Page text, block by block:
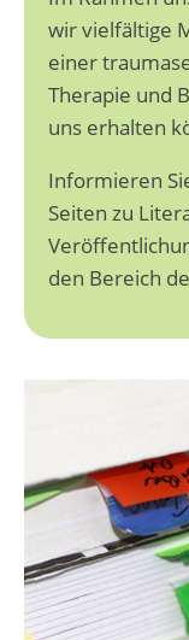
wir vielfältige
einer
Therapie und
uns erhalten
Informieren
Seiten zu
den Bereich